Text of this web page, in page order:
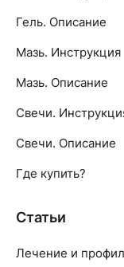
Гель. Описание
Мазь. Инструкция
Мазь. Описание
Свечи.
Свечи. Описание
Где купить?
Статьи
Лечение и